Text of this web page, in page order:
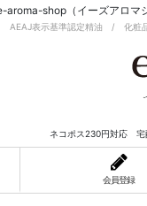
aroma-shop（イーズアロマ
AEAJ表示基準認定精油 / 化粧
ネコポス230円対応 宅
会員登録